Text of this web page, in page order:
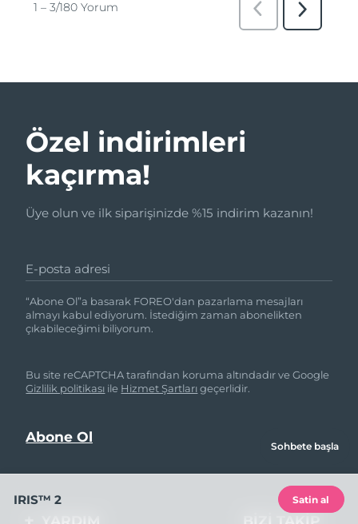
Özel indirimleri
kaçırma!
Üye olun ve ilk siparişinizde %15 indirim kazanın!
E-posta adresi
“Abone Ol”a basarak FOREO'dan pazarlama mesajları
almayı kabul ediyorum. İstediğim zaman abonelikten
çıkabileceğimi biliyorum.
Bu site reCAPTCHA tarafından koruma altındadır ve Google
Gizlilik politikası ile Hizmet Şartlarıgeçerlidir.
Sohbete başla
IRIS™ 2 Satin al